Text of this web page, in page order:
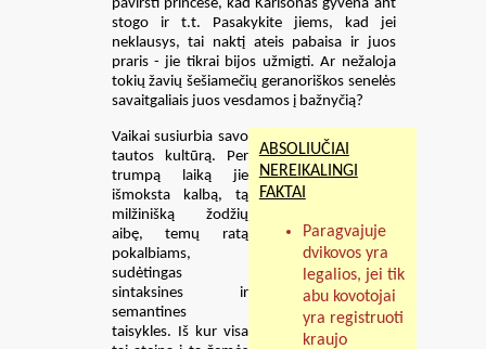
pavirsti princese, kad Karlsonas gyvena ant
stogo ir t.t. Pasakykite jiems, kad jei
neklausys, tai naktį ateis pabaisa ir juos
praris - jie tikrai bijos užmigti. Ar nežaloja
tokių žavių šešiamečių geranoriškos senelės
savaitgaliais juos vesdamos į bažnyčią?
ABSOLIUČIAI
NEREIKALINGI
FAKTAI
Paragvajuje
dvikovos yra
legalios, jei tik
abu kovotojai
yra registruoti
kraujo
Vaikai susiurbia savo
tautos kultūrą. Per
trumpą laiką jie
išmoksta kalbą, tą
milžinišką žodžių
aibę, temų ratą
pokalbiams,
sudėtingas
sintaksines ir
semantines
taisykles. Iš kur visa